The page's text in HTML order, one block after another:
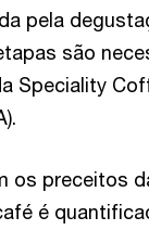
pela
são
Speciality
os preceitos
é